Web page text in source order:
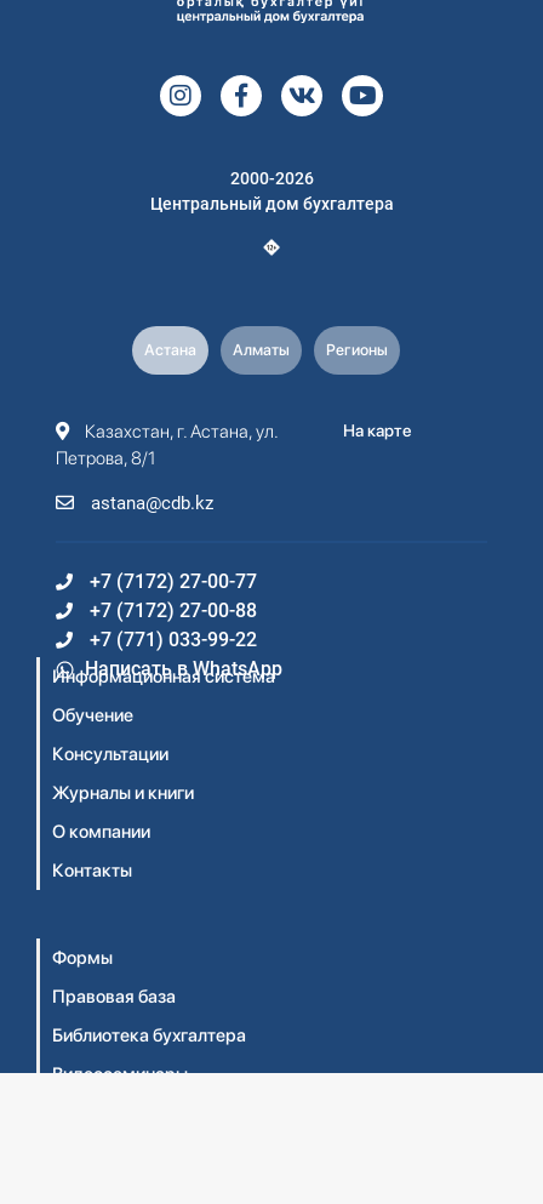
2000-2026
Центральный дом бухгалтера
Астана Алматы Регионы
Казахстан, г. Астана, ул.
Петрова, 8/1
astana@cdb.kz
На карте
+7 (7172) 27-00-77
+7 (7172) 27-00-88
+7 (771) 033-99-22
Написать в WhatsApp
Информационная система
Обучение
Консультации
Журналы и книги
О компании
Контакты
Формы
Правовая база
Библиотека бухгалтера
Видеосеминары